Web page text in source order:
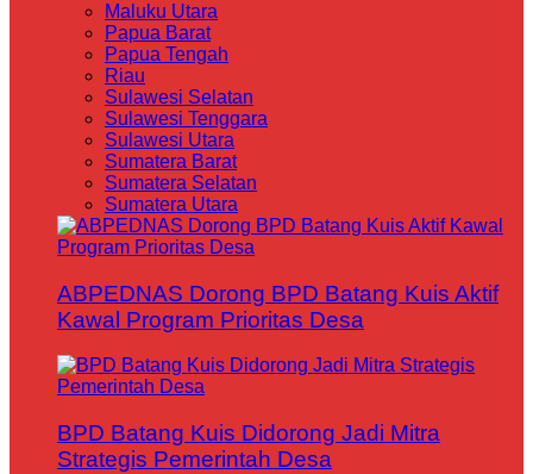
Maluku Utara
Papua Barat
Papua Tengah
Riau
Sulawesi Selatan
Sulawesi Tenggara
Sulawesi Utara
Sumatera Barat
Sumatera Selatan
Sumatera Utara
ABPEDNAS Dorong BPD Batang Kuis Aktif
Kawal Program Prioritas Desa
BPD Batang Kuis Didorong Jadi Mitra
Strategis Pemerintah Desa